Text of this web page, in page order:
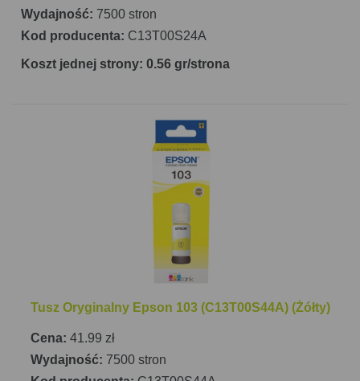
Wydajność: 7500 stron
Kod producenta: C13T00S24A
Koszt jednej strony: 0.56 gr/strona
Tusz Oryginalny Epson 103 (C13T00S44A) (Żółty)
Cena: 41.99 zł
Wydajność: 7500 stron